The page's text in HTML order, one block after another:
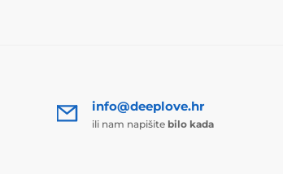
info@deeplove.hr
ili nam napišite bilo kada